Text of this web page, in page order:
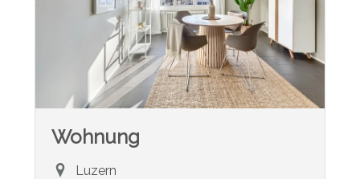
Wohnung
Luzern